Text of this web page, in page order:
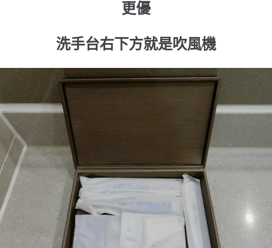
更優
洗手台右下方就是吹風機